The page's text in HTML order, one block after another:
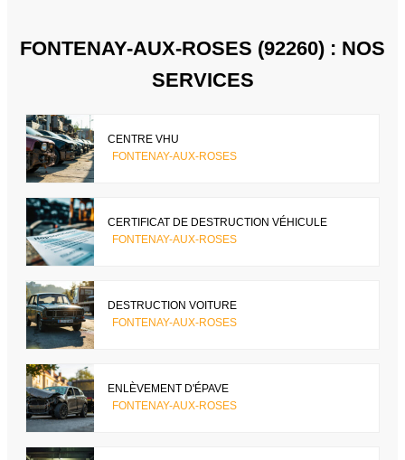
FONTENAY-AUX-ROSES (92260) : NOS
SERVICES
CENTRE VHU
FONTENAY-AUX-ROSES
CERTIFICAT DE DESTRUCTION VÉHICULE
FONTENAY-AUX-ROSES
DESTRUCTION VOITURE
FONTENAY-AUX-ROSES
ENLÈVEMENT D'ÉPAVE
FONTENAY-AUX-ROSES